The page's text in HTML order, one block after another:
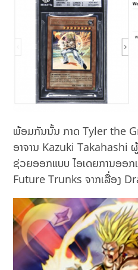
ພ້ອມກັນນັ້ນ ກາດ Tyler the
ອາຈານ Kazuki Takahashi
ຊ່ວຍອອກແບບ ໄອເດຍການອອກ
Future Trunks ຈາກເລື່ອງ